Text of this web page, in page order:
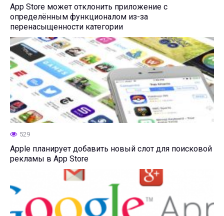
App Store может отклонить приложение с
определённым функционалом из-за
перенасыщенности категории
529
Apple планирует добавить новый слот для поисковой
рекламы в App Store